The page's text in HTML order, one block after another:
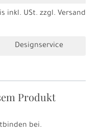
inkl. USt. zzgl. Versand
Designservice
Produkt
bei.